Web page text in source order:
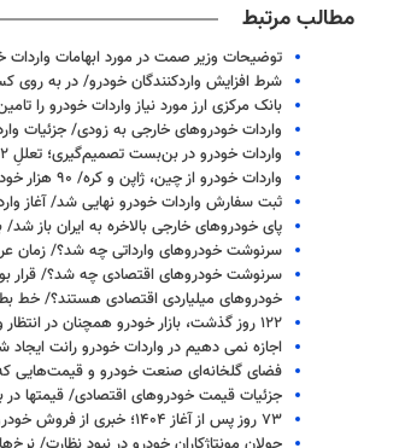
مطالب مرتبط
توضیحات وزیر صمت در مورد ابهامات
شرط افزایش واردکنندگان خودرو/ در به
بانک مرکزی ارز مورد نیاز واردات خودرو را
واردات خودروهای خارجی به زودی/ جزئیات
واردات خودرو در بن‌بست تصمیم‌گیری؛ تعللِ ۲ ماهه دولت
واردات خودرو از چین، ژاپن و کره/ ۹۰ هزار خودرو وارد می‌شود
ثبت سفارش‌ واردات خودرو نهایی شد/ آغاز
پای خودروهای خارجی بالاخره به ایران باز
سرنوشت خودروهای وارداتی چه شد؟/ زمان
سرنوشت خودروهای اقتصادی چه شد؟/ قرار
خودروهای میلیاردی اقتصادی هستند؟/ خط
۱۲۲ روز گذشت، بازار خودرو همچنان در انتظار واردات
اجازه نمی دهیم در واردات خودرو رانت ایجاد
فضای گلخانه‌ای صنعت خودرو و قیمت‌هایی که
جزئیات قیمت خودروهای اقتصادی/ قیمتها در بهار ۱۴۰۲ به تعادل
۷۳ روز پس از آغاز ۱۴۰۴؛ خبری از فروش خودروهای خارجی نیست